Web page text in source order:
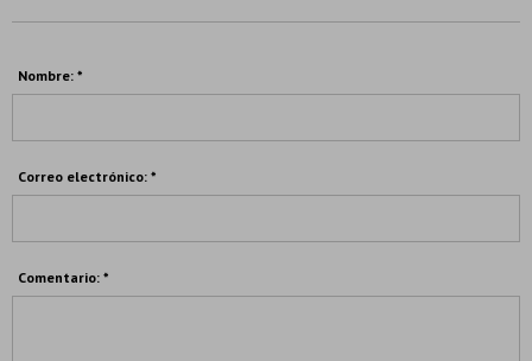
Nombre: *
Correo electrónico: *
Comentario: *